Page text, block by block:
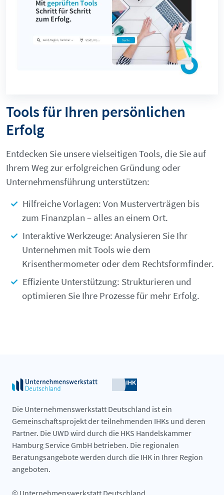
Tools für Ihren persönlichen
Erfolg
Entdecken Sie unsere vielseitigen Tools, die Sie auf
Ihrem Weg zur erfolgreichen Gründung oder
Unternehmensführung unterstützen:
Hilfreiche Vorlagen: Von Musterverträgen bis
zum Finanzplan – alles an einem Ort.
Interaktive Werkzeuge: Analysieren Sie Ihr
Unternehmen mit Tools wie dem
Krisenthermometer oder dem Rechtsformfinder.
Effiziente Unterstützung: Strukturieren und
optimieren Sie Ihre Prozesse für mehr Erfolg.
Die Unternehmenswerkstatt Deutschland ist ein
Gemeinschaftsprojekt der teilnehmenden IHKs und deren
Partner. Die UWD wird durch die HKS Handelskammer
Hamburg Service GmbH betrieben. Die regionalen
Beratungsangebote werden durch die IHK in Ihrer Region
angeboten.
© Unternehmenswerkstatt Deutschland